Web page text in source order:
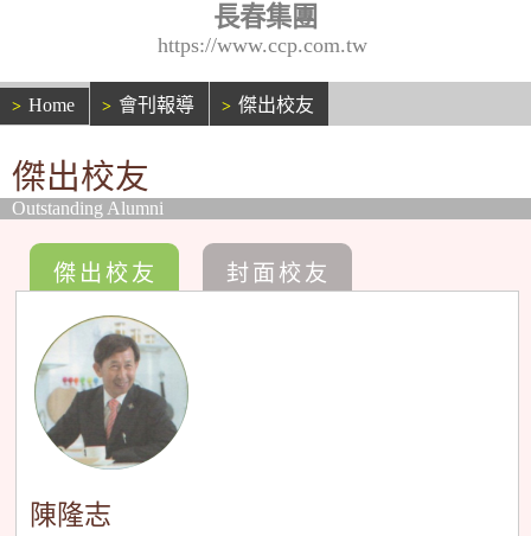
長春集團
https://www.ccp.com.tw
Home 會刊報導 傑出校友
傑出校友
Outstanding Alumni
傑出校友 封面校友
陳隆志